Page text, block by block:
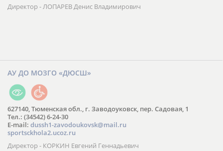
Директор - ЛОПАРЕВ Денис Владимирович
АУ ДО МОЗГО «ДЮСШ»
627140, Тюменская обл., г. Заводоуковск, пер. Садовая, 1
Тел.: (34542) 6-24-30
​E-mail: dussh1-zavodoukovsk@mail.ru
sportsckhola2.ucoz.ru
Директор - КОРКИН Евгений Геннадьевич